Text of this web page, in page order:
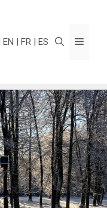
EN FR ES Menü